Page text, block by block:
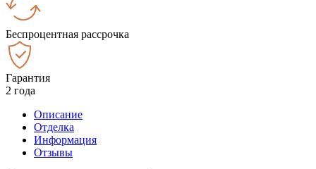
Беспроцентная рассрочка
Гарантия
2 года
Описание
Отделка
Информация
Отзывы